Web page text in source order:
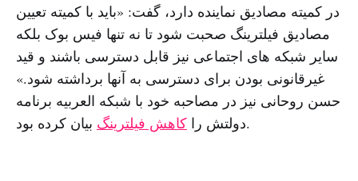
در کمیته مصادیق نماینده دارد، گفت: «باید با کمیته تعیین
مصادیق فیلترینگ صحبت شود تا نه تنها فیس بوک بلکه
سایر شبکه های اجتماعی نیز قابل دسترسی باشند و قید
غیرقانونی بودن برای دسترسی به آنها برداشته شود.»
حسن روحانی نیز در مصاحبه خود با شبکه العربیه برنامه
دولتش را کاهش فیلترینگ بیان کرده بود.